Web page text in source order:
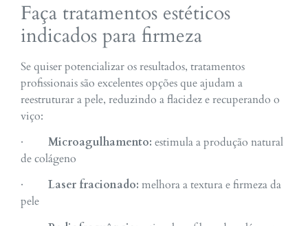
Faça tratamentos estéticos
indicados para firmeza
Se quiser potencializar os resultados, tratamentos
profissionais são excelentes opções que ajudam a
reestruturar a pele, reduzindo a flacidez e recuperando o
viço:
· Microagulhamento: estimula a produção natural
de colágeno
· Laser fracionado: melhora a textura e firmeza da
pele